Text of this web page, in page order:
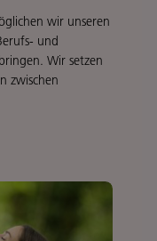
wir unseren
und
Wir setzen
zwischen